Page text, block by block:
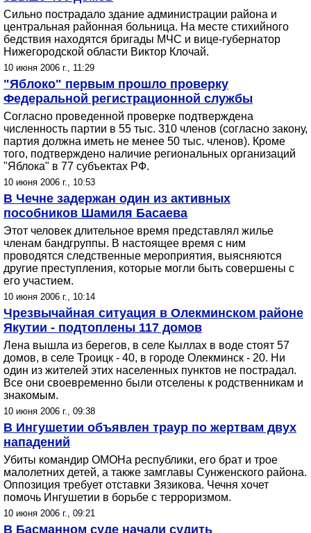
Сильно пострадало здание администрации района и
центральная районная больница. На месте стихийного
бедствия находятся бригады МЧС и вице-губернатор
Нижегородской области Виктор Клочай.
10 июня 2006 г., 11:29
"Яблоко" первым прошло проверку
Федеральной регистрационной службы
Согласно проведенной проверке подтверждена
численность партии в 55 тыс. 310 членов (согласно закону,
партия должна иметь не менее 50 тыс. членов). Кроме
того, подтверждено наличие региональных организаций
"Яблока" в 77 субъектах РФ.
10 июня 2006 г., 10:53
В Чечне задержан один из активных
пособников Шамиля Басаева
Этот человек длительное время представлял жилье
членам бандгруппы. В настоящее время с ним
проводятся следственные мероприятия, выясняются
другие преступления, которые могли быть совершены с
его участием.
10 июня 2006 г., 10:14
Чрезвычайная ситуация в Олекминском районе
Якутии - подтоплены 117 домов
Лена вышла из берегов, в селе Кыллах в воде стоят 57
домов, в селе Троицк - 40, в городе Олекминск - 20. Ни
один из жителей этих населенных пунктов не пострадал.
Все они своевременно были отселены к родственникам и
знакомым.
10 июня 2006 г., 09:38
В Ингушетии объявлен траур по жертвам двух
нападений
Убиты командир ОМОНа республики, его брат и трое
малолетних детей, а также замглавы Сунженского района.
Оппозиция требует отставки Зязикова. Чечня хочет
помочь Ингушетии в борьбе с терроризмом.
10 июня 2006 г., 09:21
В Басманном суде начали судить